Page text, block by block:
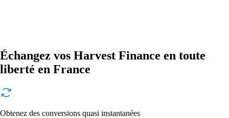
Échangez vos Harvest Finance en toute
liberté en France
Obtenez des conversions quasi instantanées